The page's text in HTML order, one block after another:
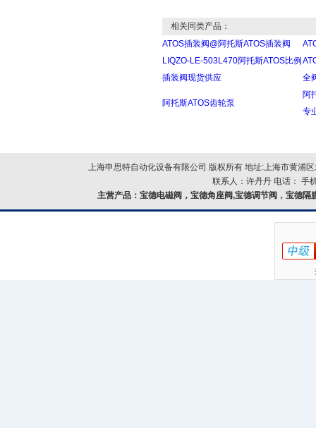
相关同类产品：
ATOS插装阀@阿托斯ATOS插装阀
LIQZO-LE-503L470阿托斯ATOS比例
插装阀现货供应
全
阿托斯ATOS齿轮泵
阿
专
上海申思特自动化设备有限公司 版权所有 地址:上海市黄浦
联系人：许丹丹 电话： 手
主营产品：宝德电磁阀，宝德角座阀,宝德调节阀，宝德